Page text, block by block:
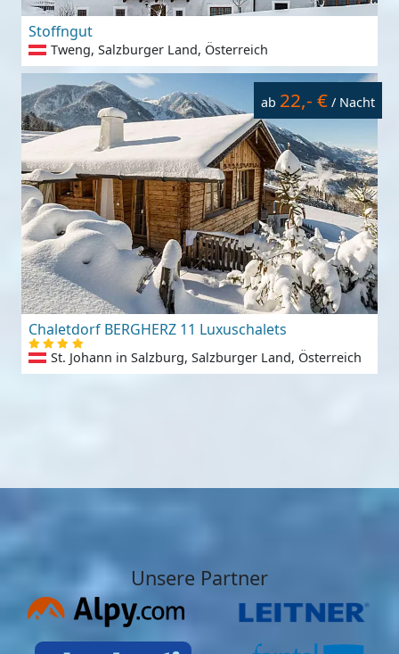
Stoffngut
Tweng, Salzburger Land, Österreich
ab 22,- € / Nacht
Chaletdorf BERGHERZ 11 Luxuschalets
St. Johann in Salzburg, Salzburger Land, Österreich
Unsere Partner